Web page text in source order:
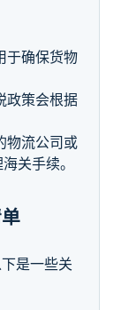
于确保货物
政策会根据
物流公司或
关手续。
是一些关